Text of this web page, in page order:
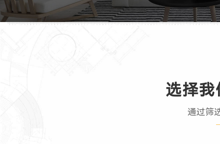
木门系
选择
通过筛